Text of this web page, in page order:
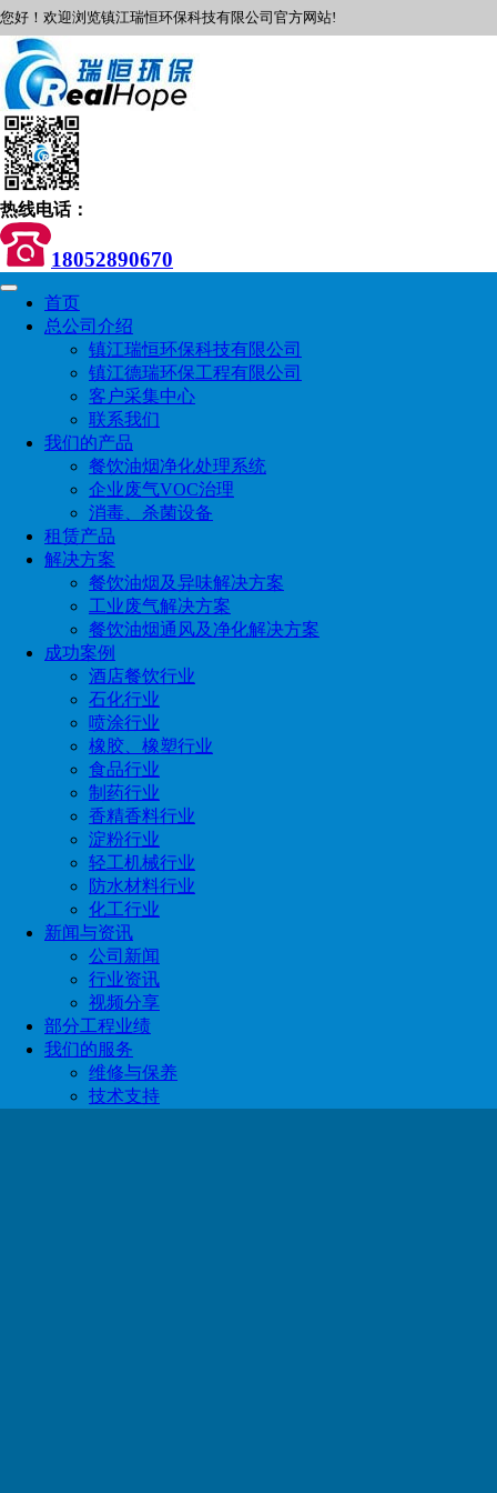
您好！欢迎浏览镇江瑞恒环保科技有限公司官方网站!
热线电话：
18052890670
首页
总公司介绍
镇江瑞恒环保科技有限公司
镇江德瑞环保工程有限公司
客户采集中心
联系我们
我们的产品
餐饮油烟净化处理系统
企业废气VOC治理
消毒、杀菌设备
租赁产品
解决方案
餐饮油烟及异味解决方案
工业废气解决方案
餐饮油烟通风及净化解决方案
成功案例
酒店餐饮行业
石化行业
喷涂行业
橡胶、橡塑行业
食品行业
制药行业
香精香料行业
淀粉行业
轻工机械行业
防水材料行业
化工行业
新闻与资讯
公司新闻
行业资讯
视频分享
部分工程业绩
我们的服务
维修与保养
技术支持